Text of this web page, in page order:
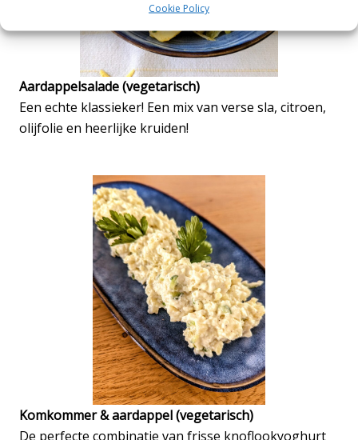
Cookie Policy
Aardappelsalade (vegetarisch)
Een echte klassieker! Een mix van verse sla, citroen,
olijfolie en heerlijke kruiden!
Komkommer & aardappel (vegetarisch)
De perfecte combinatie van frisse knoflookyoghurt